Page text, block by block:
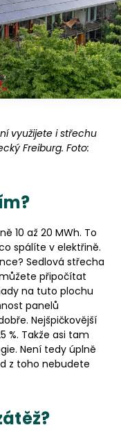
využijete i střechu
Freiburg. Foto:
10 až 20 MWh. To
spálíte v elektřině.
Sedlová střecha
připočítat
na tuto plochu
panelů
Nejšpičkovější
%. Takže asi tam
Není tedy úplně
z toho nebudete